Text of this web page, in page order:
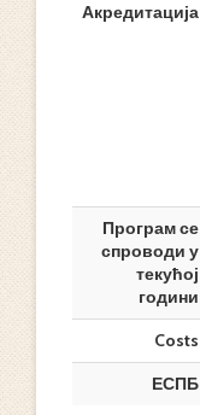
Акредитација
Програм се
спроводи у
текућој
години
Costs
ЕСПБ